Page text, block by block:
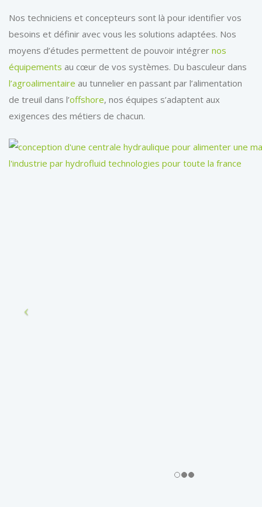
Nos techniciens et concepteurs sont là pour identifier vos
besoins et définir avec vous les solutions adaptées. Nos
moyens d’études permettent de pouvoir intégrer nos
équipements au cœur de vos systèmes. Du basculeur dans
l’agroalimentaire au tunnelier en passant par l’alimentation
de treuil dans l’offshore, nos équipes s’adaptent aux
exigences des métiers de chacun.